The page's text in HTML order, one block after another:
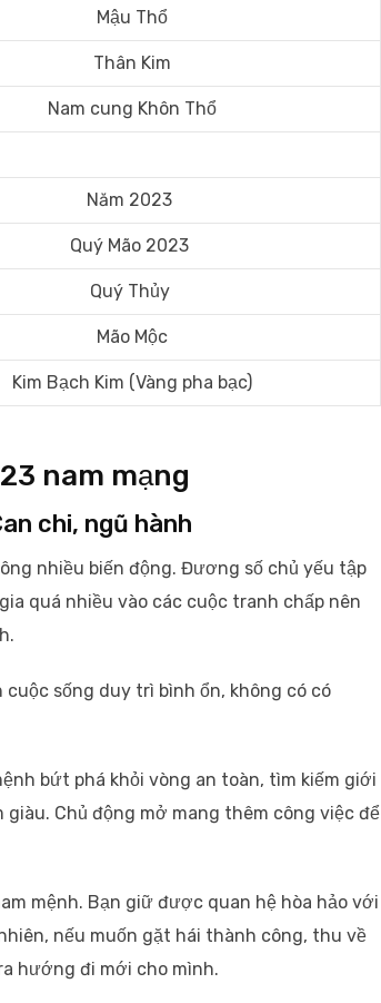
Mậu Thổ
Thân Kim
Nam cung Khôn Thổ
Năm 2023
Quý Mão 2023
Quý Thủy
Mão Mộc
Kim Bạch Kim (Vàng pha bạc)
nam mạng
chi, ngũ hành
nhiều biến động. Đương số chủ yếu tập
quá nhiều vào các cuộc tranh chấp nên
sống duy trì bình ổn, không có có
bứt phá khỏi vòng an toàn, tìm kiếm giới
Chủ động mở mang thêm công việc để
mệnh. Bạn giữ được quan hệ hòa hảo với
nếu muốn gặt hái thành công, thu về
hướng đi mới cho mình.